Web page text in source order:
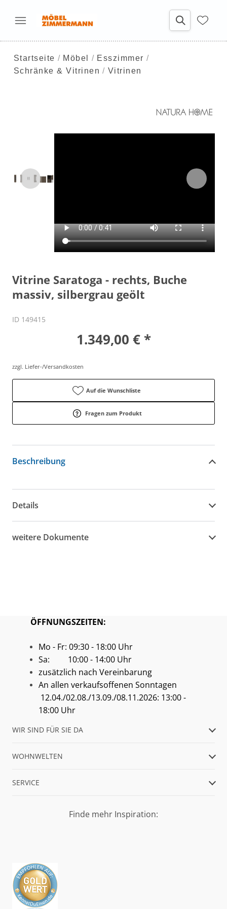
Startseite Möbel
Esszimmer
Schränke & Vitrinen
Vitrinen
Vitrine Saratoga - rechts, Buche
massiv, silbergrau geölt
ID 149415
1.349,00 € *
zzgl. Liefer-/Versandkosten
Auf die Wunschliste
Fragen zum Produkt
Beschreibung
Details
weitere Dokumente
ÖFFNUNGSZEITEN:
Mo - Fr: 09:30 - 18:00 Uhr
Sa: 10:00 - 14:00 Uhr
zusätzlich nach Vereinbarung
An allen verkaufsoffenen Sonntagen
12.04./02.08./13.09./08.11.2026: 13:00 -
18:00 Uhr
WIR SIND FÜR SIE DA
WOHNWELTEN
SERVICE
Finde mehr Inspiration: